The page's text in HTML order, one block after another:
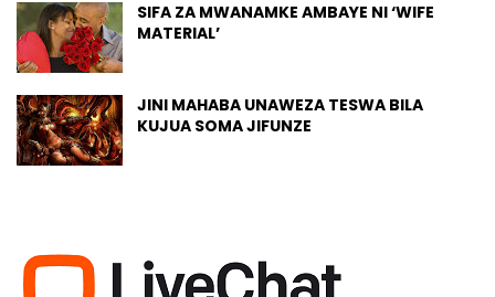
SIFA ZA MWANAMKE AMBAYE NI ‘WIFE
MATERIAL’
JINI MAHABA UNAWEZA TESWA BILA
KUJUA SOMA JIFUNZE